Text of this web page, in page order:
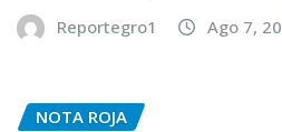
Reportegro1 Ago 7,
NOTA ROJA